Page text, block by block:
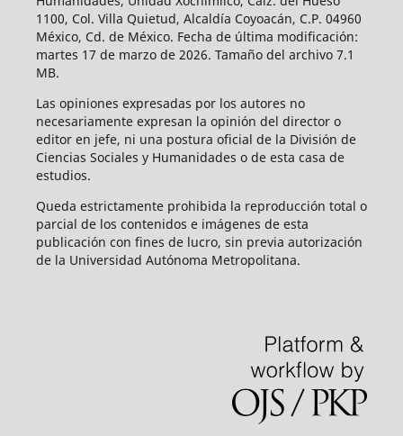
1100, Col. Villa Quietud, Alcaldía Coyoacán, C.P. 04960
México, Cd. de México. Fecha de última modificación:
martes 17 de marzo de 2026. Tamaño del archivo 7.1
MB.
Las opiniones expresadas por los autores no
necesariamente expresan la opinión del director o
editor en jefe, ni una postura oficial de la División de
Ciencias Sociales y Humanidades o de esta casa de
estudios.
Queda estrictamente prohibida la reproducción total o
parcial de los contenidos e imágenes de esta
publicación con fines de lucro, sin previa autorización
de la Universidad Autónoma Metropolitana.